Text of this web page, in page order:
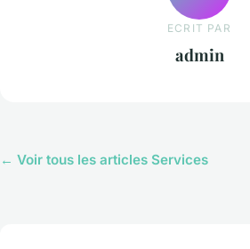
ECRIT PAR
admin
← Voir tous les articles Services